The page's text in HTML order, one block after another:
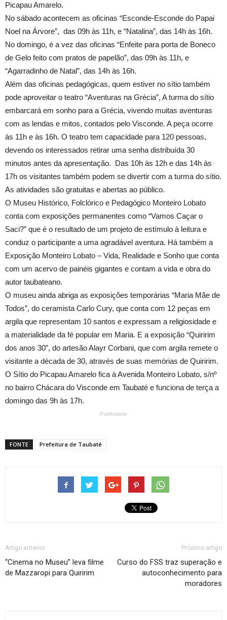
Picapau Amarelo.
No sábado acontecem as oficinas “Esconde-Esconde do Papai
Noel na Árvore”, das 09h às 11h, e “Natalina”, das 14h às 16h.
No domingo, é a vez das oficinas “Enfeite para porta de Boneco
de Gelo feito com pratos de papelão”, das 09h às 11h, e
“Agarradinho de Natal”, das 14h às 16h.
Além das oficinas pedagógicas, quem estiver no sítio também
pode aproveitar o teatro “Aventuras na Grécia”, A turma do sítio
embarcará em sonho para a Grécia, vivendo muitas aventuras
com as lendas e mitos, contados pelo Visconde. A peça ocorre
às 11h e às 16h. O teatro tem capacidade para 120 pessoas,
devendo os interessados retirar uma senha distribuída 30
minutos antes da apresentação. Das 10h às 12h e das 14h às
17h os visitantes também podem se divertir com a turma do sítio.
As atividades são gratuitas e abertas ao público.
O Museu Histórico, Folclórico e Pedagógico Monteiro Lobato
conta com exposições permanentes como “Vamos Caçar o
Saci?” que é o resultado de um projeto de estímulo à leitura e
conduz o participante a uma agradável aventura. Há também a
Exposição Monteiro Lobato – Vida, Realidade e Sonho que conta
com um acervo de painéis gigantes e contam a vida e obra do
autor taubateano.
O museu ainda abriga as exposições temporárias “Maria Mãe de
Todos”, do ceramista Carlo Cury, que conta com 12 peças em
argila que representam 10 santos e expressam a religiosidade e
a materialidade da fé popular em Maria. E a exposição “Quiririm
dos anos 30”, do artesão Alayr Corbani, que com argila remete o
visitante a década de 30, através de suas memórias de Quiririm.
O Sítio do Picapau Amarelo fica à Avenida Monteiro Lobato, s/nº
no bairro Chácara do Visconde em Taubaté e funciona de terça a
domingo das 9h às 17h.
Publicidade
FONTE Prefeitura de Taubaté
Artigo anterior
“Cinema no Museu” leva filme
de Mazzaropi para Quiririm
Próximo artigo
Curso do FSS traz superação e
autoconhecimento para
moradores